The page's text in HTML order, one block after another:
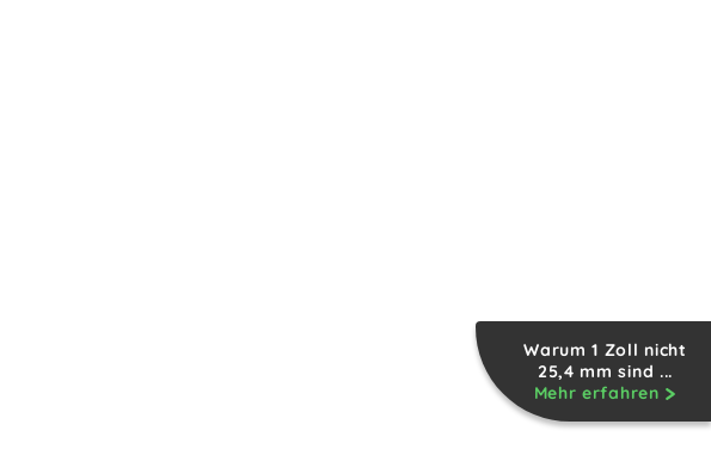
Warum 1 Zoll nicht
25,4 mm sind ...
Mehr erfahren